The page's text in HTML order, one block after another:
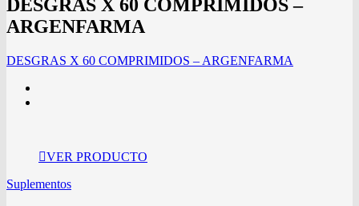
DESGRAS X 60 COMPRIMIDOS –
ARGENFARMA
DESGRAS X 60 COMPRIMIDOS – ARGENFARMA
VER PRODUCTO
Suplementos